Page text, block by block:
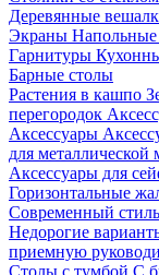
Деревянные
Экраны Напольные
Гарнитуры
Барные столы
Растения в кашпо
перегородок
Аксессуары
для металлической
Аксессуары для
Горизонтальные
Современный стиль
Недорогие
приемную
Столы с тумбой С